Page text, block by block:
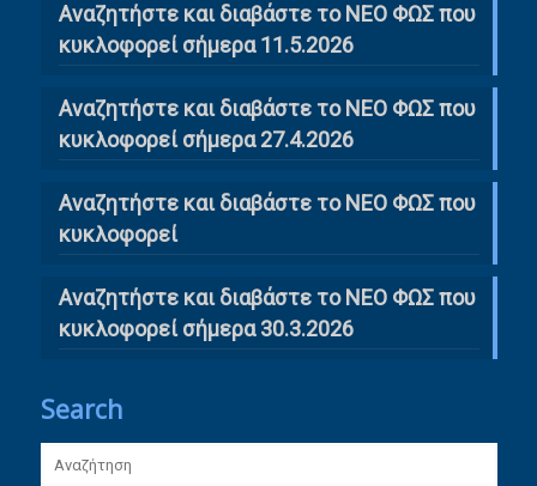
Αναζητήστε και διαβάστε το ΝΕΟ ΦΩΣ που
κυκλοφορεί σήμερα 11.5.2026
Αναζητήστε και διαβάστε το ΝΕΟ ΦΩΣ που
κυκλοφορεί σήμερα 27.4.2026
Αναζητήστε και διαβάστε το ΝΕΟ ΦΩΣ που
κυκλοφορεί
Αναζητήστε και διαβάστε το ΝΕΟ ΦΩΣ που
κυκλοφορεί σήμερα 30.3.2026
Search